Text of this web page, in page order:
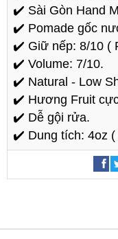
✔️ Sài Gòn Hand
✔️ Pomade gốc
✔️ Giữ nếp: 8/10 (
✔️ Volume: 7/10.
✔️ Natural - Low
✔️ Hương Fruit
✔️ Dễ gội rửa.
✔️ Dung tích: 4oz (